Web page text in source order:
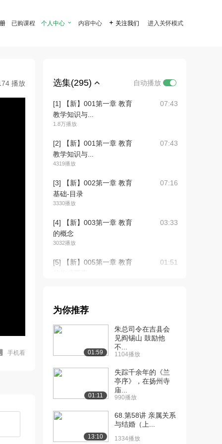
已购课程 个人中心  内容中心  关注我们 进入关怀模式
播放
手机看
选集(295) 自动播放
[1] 【新】001第一章 教育
教学知识与...
1.8万播放
07:43
[2] 【新】001第一章 教育
教学知识与...
4319播放
07:43
[3] 【新】002第一章 教育
基础-目录
3330播放
07:16
[4] 【新】003第一章 教育
的概念
3032播放
03:33
[5] 【新】005第一章 教育
01:51
的功能
[7] 【新】007第一章 教育
04:59
[8] 【新】008第一章 教育
的发展（上...
06:29
[9] 【新】008第一章 教育
的发展（下...
2308播放
06:28
为你推荐
01:59
朱总司令在吉县会
见阎锡山 鼓励他
不...
1104播放
01:11
失踪千余年的《兰
亭序》，在扬州寺
庙...
990播放
13:10
68.第58讲 亲属关系
与结婚（上...
1334播放